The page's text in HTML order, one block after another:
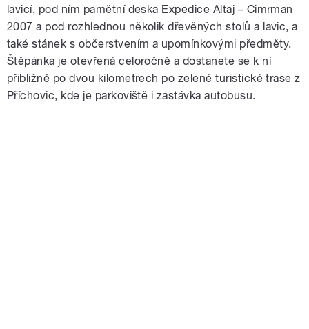
lavicí, pod ním pamětní deska Expedice Altaj – Cimrman
2007 a pod rozhlednou několik dřevěných stolů a lavic, a
také stánek s občerstvením a upomínkovými předměty.
Štěpánka je otevřená celoročně a dostanete se k ní
přibližně po dvou kilometrech po zelené turistické trase z
Příchovic, kde je parkoviště i zastávka autobusu.